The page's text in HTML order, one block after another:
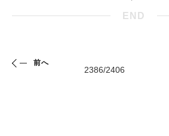
END
前へ